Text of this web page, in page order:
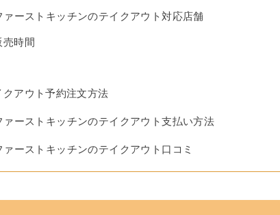
ァーストキッチンのテイクアウト対応店舗
売時間
クアウト予約注文方法
ァーストキッチンのテイクアウト支払い方法
ーストキッチンのテイクアウト口コミ